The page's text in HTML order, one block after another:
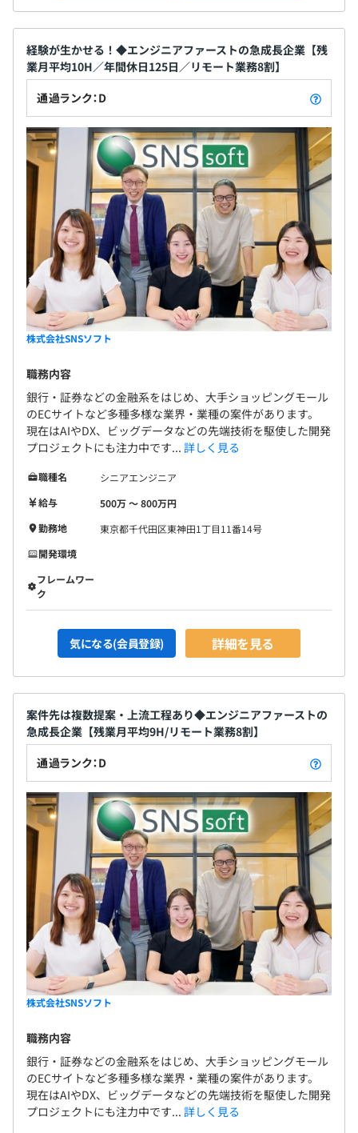
経験が生かせる！◆エンジニアファーストの急成長企業【残
業月平均10H／年間休日125日／リモート業務8割】
通過ランク：D
株式会社SNSソフト
職務内容
銀行・証券などの金融系をはじめ、大手ショッピングモール
のECサイトなど多種多様な業界・業種の案件があります。
現在はAIやDX、ビッグデータなどの先端技術を駆使した開発
プロジェクトにも注力中です... 詳しく見る
職種名
シニアエンジニア
給与
500万 〜 800万円
勤務地
東京都千代田区東神田1丁目11番14号
開発環境
フレームワー
ク
気になる(会員登録) 詳細を見る
案件先は複数提案・上流工程あり◆エンジニアファーストの
急成長企業【残業月平均9H/リモート業務8割】
通過ランク：D
株式会社SNSソフト
職務内容
銀行・証券などの金融系をはじめ、大手ショッピングモール
のECサイトなど多種多様な業界・業種の案件があります。
現在はAIやDX、ビッグデータなどの先端技術を駆使した開発
プロジェクトにも注力中です... 詳しく見る